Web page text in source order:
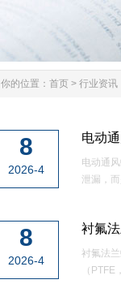
你的位置： 首页 > 行业资讯
8
2026-4
电动
电动通
泄漏，
8
2026-4
衬氟
衬氟法
（